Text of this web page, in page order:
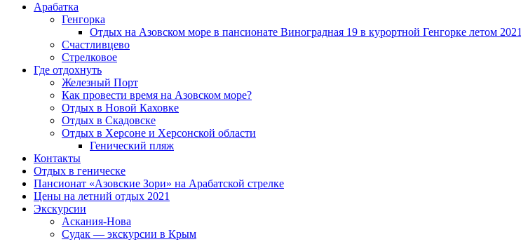
Арабатка
Генгорка
Отдых на Азовском море в пансионате Виноградная 19 в курортной Генгорке летом 2021
Счастливцево
Стрелковое
Где отдохнуть
Железный Порт
Как провести время на Азовском море?
Отдых в Новой Каховке
Отдых в Скадовске
Отдых в Херсоне и Херсонской области
Генический пляж
Контакты
Отдых в геническе
Пансионат «Азовские Зори» на Арабатской стрелке
Цены на летний отдых 2021
Экскурсии
Аскания-Нова
Судак — экскурсии в Крым